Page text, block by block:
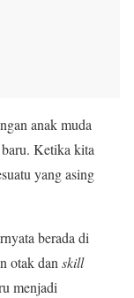
anak muda
Ketika kita
yang asing
berada di
otak danskill
menjadi